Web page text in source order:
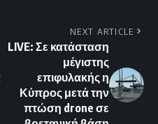
NEXT ARTICLE
LIVE: Σε κατάσταση
μέγιστης
επιφυλακής η
Κύπρος μετά την
πτώση drone σε